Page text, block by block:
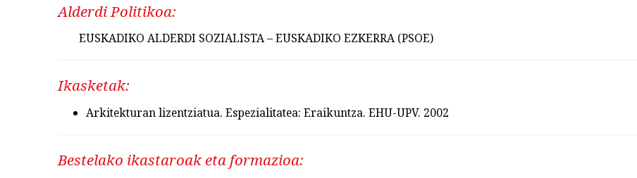
Alderdi Politikoa:
EUSKADIKO ALDERDI SOZIALISTA – EUSKADIKO EZKERRA (PSOE)
Ikasketak:
Arkitekturan lizentziatua. Espezialitatea: Eraikuntza. EHU-UPV. 2002
Bestelako ikastaroak eta formazioa: